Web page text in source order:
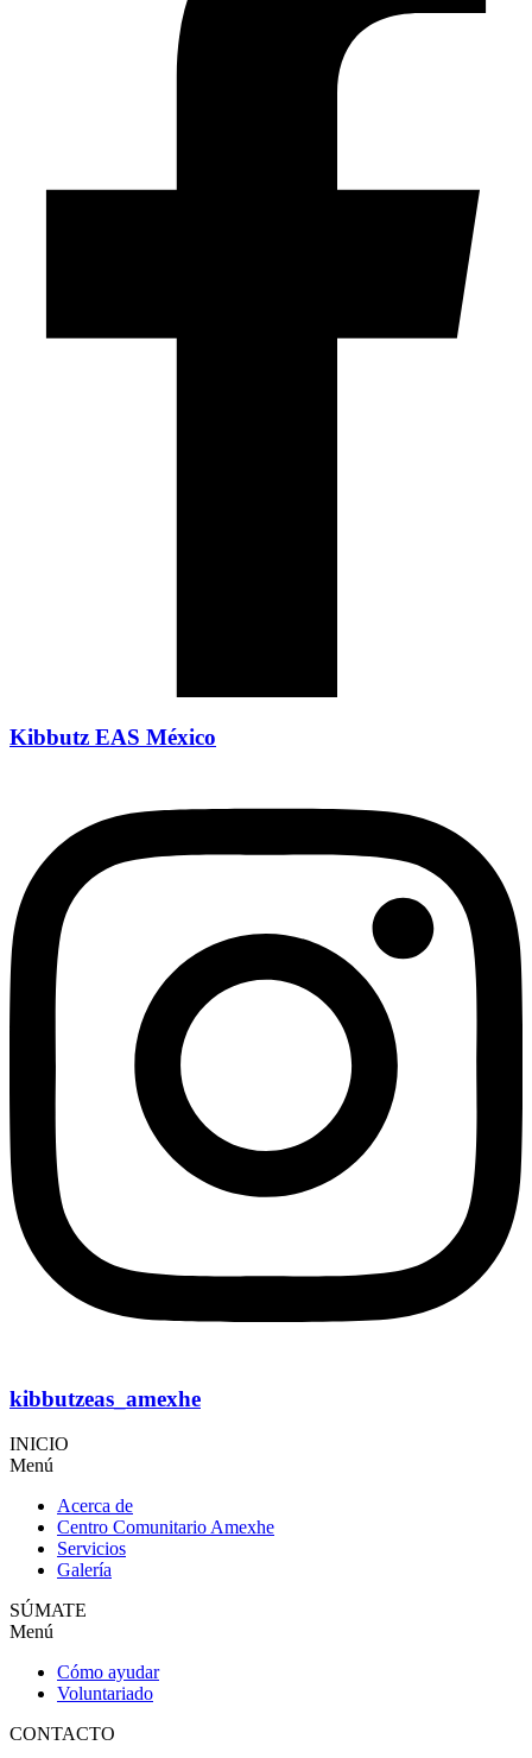
Kibbutz EAS México
kibbutzeas_amexhe
INICIO
Menú
Acerca de
Centro Comunitario Amexhe
Servicios
Galería
SÚMATE
Menú
Cómo ayudar
Voluntariado
CONTACTO